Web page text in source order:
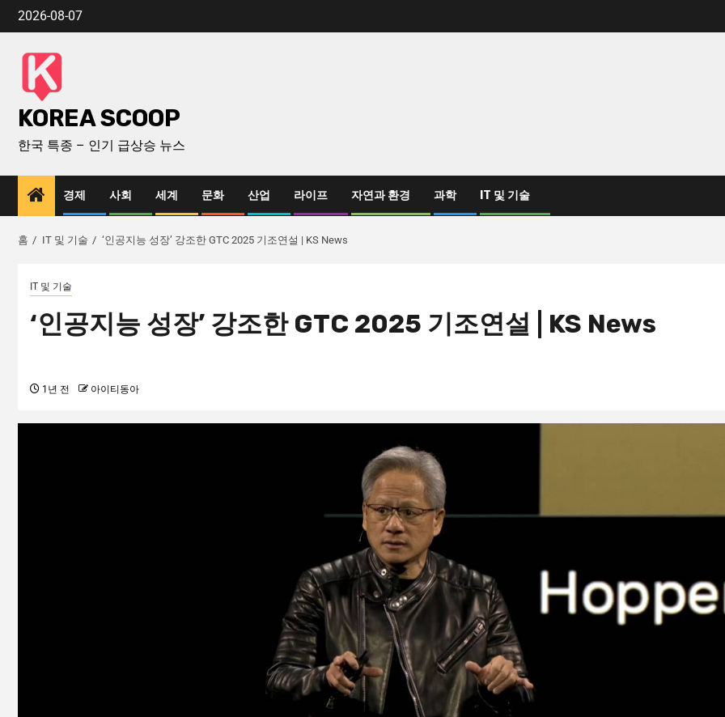
2026-08-07
KOREA SCOOP
한국 특종 – 인기 급상승 뉴스
경제 사회 세계 문화 산업 라이프 자연과 환경 과학 IT 및 기술
홈 IT 및 기술 ‘인공지능 성장’ 강조한 GTC 2025 기조연설 | KS News
IT 및 기술
‘인공지능 성장’ 강조한 GTC 2025 기조연설 | KS News
1년 전 아이티동아